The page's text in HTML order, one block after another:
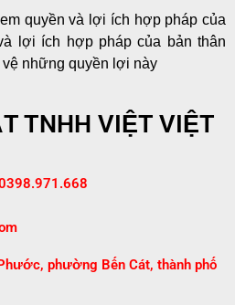
quyền và lợi ích hợp pháp của
lợi ích hợp pháp của bản thân
vệ những quyền lợi này
TNHH VIỆT VIỆT
phường Bến Cát, thành phố